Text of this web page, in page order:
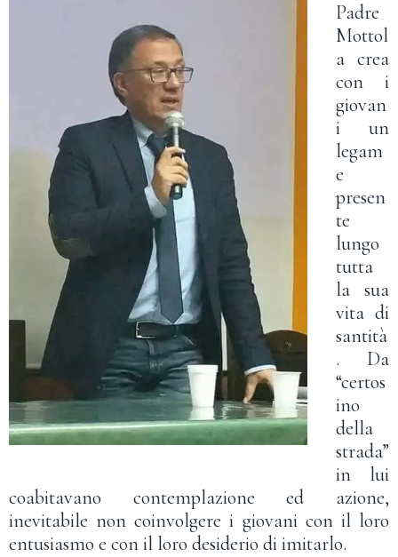
Padre
Mottol
a crea
con i
giovan
i un
legam
e
presen
te
lungo
tutta
la sua
vita di
santità
. Da
“certos
ino
della
strada”
in lui
coabitavano contemplazione ed azione,
inevitabile non coinvolgere i giovani con il loro
entusiasmo e con il loro desiderio di imitarlo.